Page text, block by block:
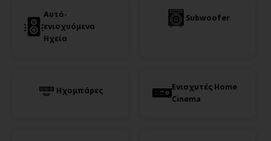
Αυτό-
ενισχυόμενα
Ηχεία
Subwoofer
Ηχομπάρες
Ενισχυτές Home
Cinema